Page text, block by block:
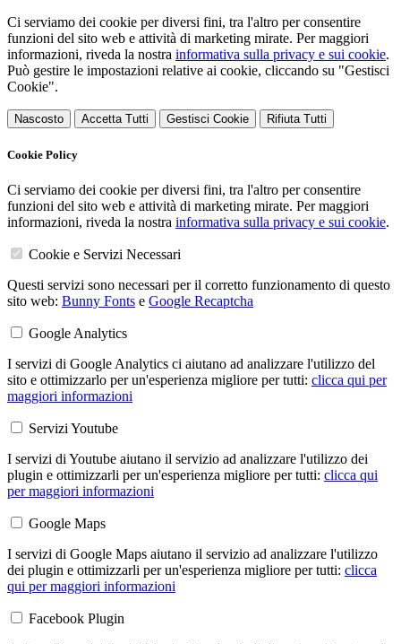
Ci serviamo dei cookie per diversi fini, tra l'altro per consentire
funzioni del sito web e attività di marketing mirate. Per maggiori
informazioni, riveda la nostra informativa sulla privacy e sui cookie.
Può gestire le impostazioni relative ai cookie, cliccando su "Gestisci
Cookie".
Nascosto Accetta Tutti Gestisci Cookie Rifiuta Tutti
Cookie Policy
Ci serviamo dei cookie per diversi fini, tra l'altro per consentire
funzioni del sito web e attività di marketing mirate. Per maggiori
informazioni, riveda la nostra informativa sulla privacy e sui cookie.
Cookie e Servizi Necessari
Questi servizi sono necessari per il corretto funzionamento di questo
sito web: Bunny Fonts e Google Recaptcha
Google Analytics
I servizi di Google Analytics ci aiutano ad analizzare l'utilizzo del
sito e ottimizzarlo per un'esperienza migliore per tutti: clicca qui per
maggiori informazioni
Servizi Youtube
I servizi di Youtube aiutano il servizio ad analizzare l'utilizzo dei
plugin e ottimizzarli per un'esperienza migliore per tutti: clicca qui
per maggiori informazioni
Google Maps
I servizi di Google Maps aiutano il servizio ad analizzare l'utilizzo
dei plugin e ottimizzarli per un'esperienza migliore per tutti: clicca
qui per maggiori informazioni
Facebook Plugin